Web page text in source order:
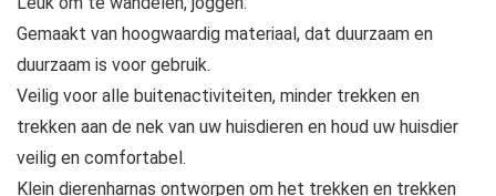
Gemaakt van hoogwaardig materiaal, dat duurzaam en
duurzaam is voor gebruik.
Veilig voor alle buitenactiviteiten, minder trekken en
trekken aan de nek van uw huisdieren en houd uw huisdier
veilig en comfortabel.
Klein dierenharnas ontworpen om het trekken en trekken